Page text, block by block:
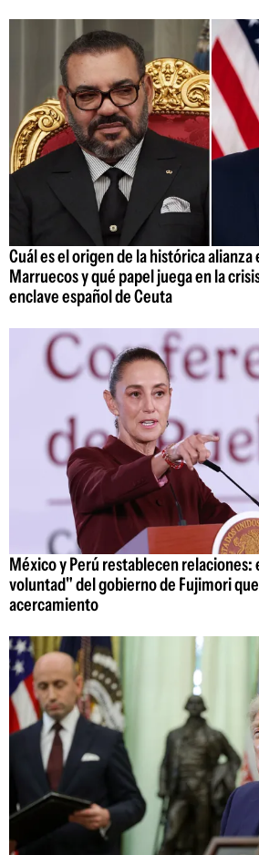
Cuál es el origen de la histórica alianza
Marruecos y qué papel juega en la
enclave español de Ceuta
México y Perú restablecen
voluntad" del gobierno de Fujimori
acercamiento